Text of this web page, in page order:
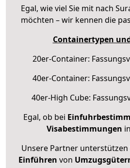
Egal, wie viel Sie mit nach
möchten – wir kennen die
Containertypen
20er-Container:
40er-Container:
40er-High Cube:
Egal, ob bei
Visabestimmungen
Unsere Partner
Einführen von